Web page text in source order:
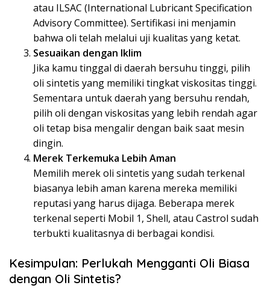
atau ILSAC (International Lubricant Specification
Advisory Committee). Sertifikasi ini menjamin
bahwa oli telah melalui uji kualitas yang ketat.
Sesuaikan dengan Iklim
Jika kamu tinggal di daerah bersuhu tinggi, pilih
oli sintetis yang memiliki tingkat viskositas tinggi.
Sementara untuk daerah yang bersuhu rendah,
pilih oli dengan viskositas yang lebih rendah agar
oli tetap bisa mengalir dengan baik saat mesin
dingin.
Merek Terkemuka Lebih Aman
Memilih merek oli sintetis yang sudah terkenal
biasanya lebih aman karena mereka memiliki
reputasi yang harus dijaga. Beberapa merek
terkenal seperti Mobil 1, Shell, atau Castrol sudah
terbukti kualitasnya di berbagai kondisi.
Kesimpulan: Perlukah Mengganti Oli Biasa
dengan Oli Sintetis?